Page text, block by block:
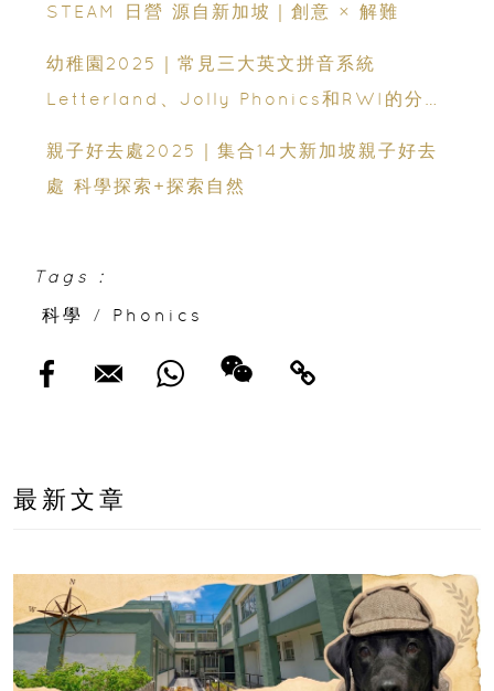
STEAM 日營 源自新加坡｜創意 × 解難
幼稚園2025｜常見三大英文拼音系統
Letterland、Jolly Phonics和RWI的分別
親子好去處2025｜集合14大新加坡親子好去
處 科學探索+探索自然
Tags :
科學
/ Phonics
最新文章